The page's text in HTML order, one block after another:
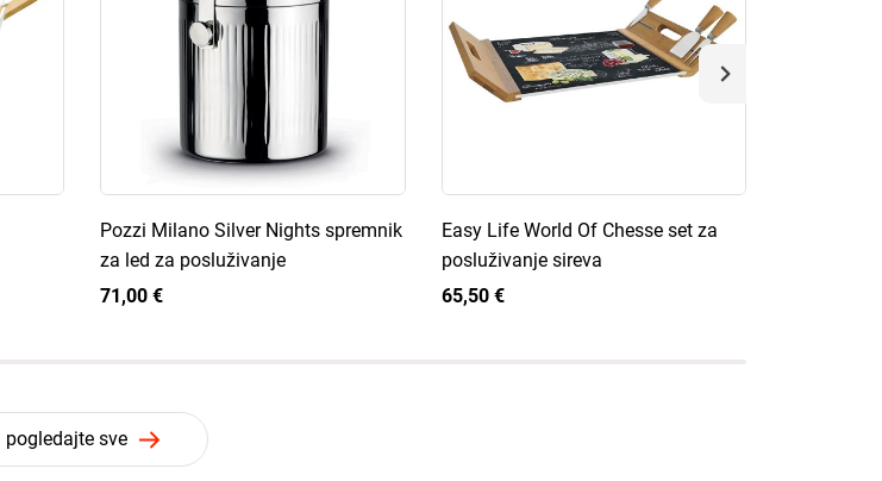
Pozzi Milano Silver Nights spremnik
za led za posluživanje
71,00 €
Easy Life World Of Chesse set za
posluživanje sireva
65,50 €
pogledajte sve